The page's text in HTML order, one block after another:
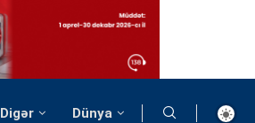
Digər Dünya